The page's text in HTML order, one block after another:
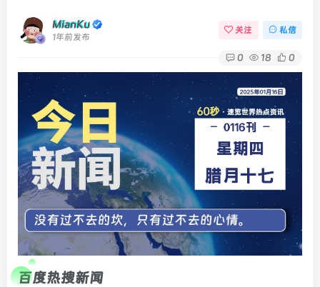
MianKu
1年前发布
关注 私信
0 18 0
百度热搜新闻